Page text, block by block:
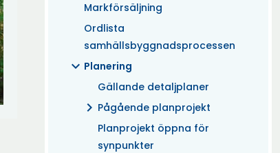
Markförsäljning
Ordlista
samhällsbyggnadsprocessen
expand_more Planering
Gällande detaljplaner
chevron_right Pågående planprojekt
Planprojekt öppna för
synpunkter